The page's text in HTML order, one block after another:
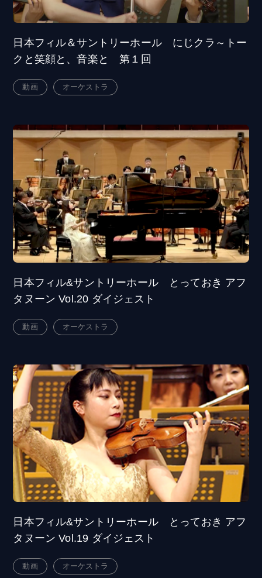
日本フィル＆サントリーホール にじクラ～トー
クと笑顔と、音楽と 第１回
動画 オーケストラ
日本フィル&サントリーホール とっておき アフ
タヌーン Vol.20 ダイジェスト
動画 オーケストラ
日本フィル&サントリーホール とっておき アフ
タヌーン Vol.19 ダイジェスト
動画 オーケストラ